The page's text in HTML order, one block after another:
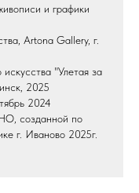
и графики
Artona Gallery, г.
"Улетая за
2025
2024
созданной по
г. Иваново 2025г.